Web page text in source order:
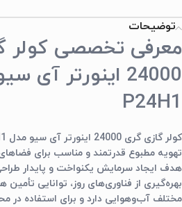
توضیحات
معرفی تخصصی کولر
P24H1
تهویه مطبوع قدرتمند و مناسب برای
هدف ایجاد سرمایش یکنواخت و پایدار
بهره‌گیری از فناوری‌های روز، توانایی
مختلف آب‌وهوایی دارد و برای استفاده در